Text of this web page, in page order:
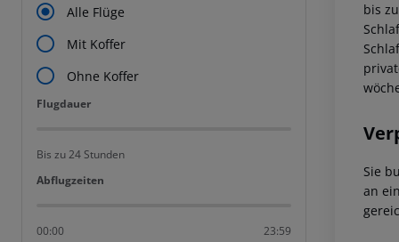
Alle Flüge
Mit Koffer
Ohne Koffer
Flugdauer
Flugdauer
Bis zu 24 Stunden
Abflugzeiten
Abflugzeiten
00:00 23:59
bis
Sie
an